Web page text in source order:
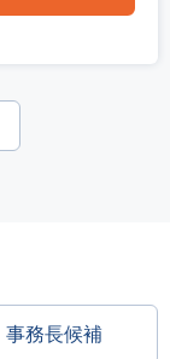
事務長候補